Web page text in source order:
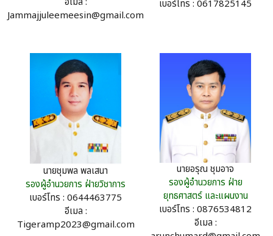
Jammajjuleemeesin@gmail.com
เบอร์โทร : 0617825145
นายชุมพล พลเสนา
รองผู้อำนวยการ ฝ่ายวิชาการ
เบอร์โทร : 0644463775
อีเมล :
Tigeramp2023@gmail.com
นายอรุณ ชุมอาจ
รองผู้อำนวยการ ฝ่าย
ยุทธศาสตร์ และแผนงาน
เบอร์โทร : 0876534812
อีเมล :